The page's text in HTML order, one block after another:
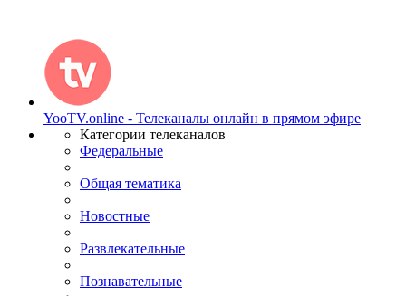
YooTV.online - Телеканалы онлайн в прямом эфире
Категории телеканалов
Федеральные
Общая тематика
Новостные
Развлекательные
Познавательные